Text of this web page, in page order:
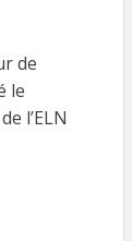
de
le
l’ELN